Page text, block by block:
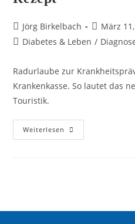
Jörg Birkelbach
März
Diabetes & Leben /
Radurlaube zur
Krankenkasse. So lautet das
Touristik.
Weiterlesen